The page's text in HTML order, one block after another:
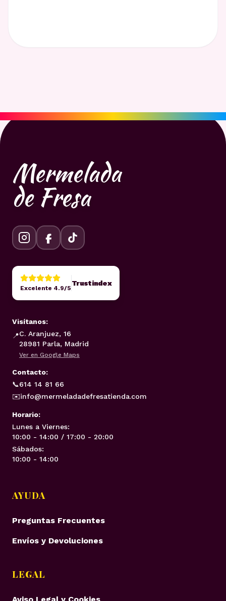
Mermelada
de Fresa
Excelente 4.9/5
Trustindex
Visítanos:
📍C. Aranjuez, 16
28981 Parla, Madrid
Ver en Google Maps
Contacto:
📞614 14 81 66
✉️info@mermeladadefresatienda.com
Horario:
Lunes a Viernes:
10:00 - 14:00 / 17:00 - 20:00
Sábados:
10:00 - 14:00
AYUDA
Preguntas Frecuentes
Envíos y Devoluciones
LEGAL